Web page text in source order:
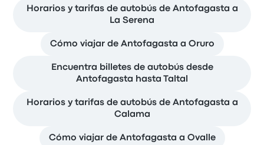
Horarios y tarifas de autobús de Antofagasta a
La Serena
Cómo viajar de Antofagasta a Oruro
Encuentra billetes de autobús desde
Antofagasta hasta Taltal
Horarios y tarifas de autobús de Antofagasta a
Calama
Cómo viajar de Antofagasta a Ovalle